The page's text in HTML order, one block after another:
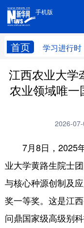
手机版
首页 学习进行时
手机版
学习进行时
国际
法律 中
食品
江西农业大学
农业领域唯
2026-
7月8日，2025年
业大学黄路生院士
与核心种源创制及
奖一等奖。这是江
问鼎国家级高级别